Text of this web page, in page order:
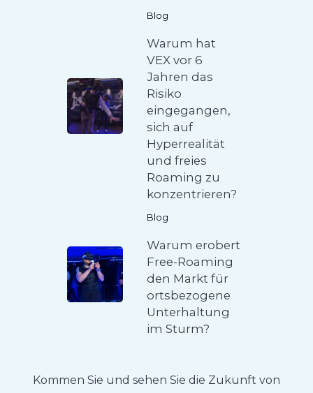
Blog
Warum hat
VEX vor 6
Jahren das
Risiko
eingegangen,
sich auf
Hyperrealität
und freies
Roaming zu
konzentrieren?
Blog
Warum erobert
Free-Roaming
den Markt für
ortsbezogene
Unterhaltung
im Sturm?
Kommen Sie und sehen Sie die Zukunft von